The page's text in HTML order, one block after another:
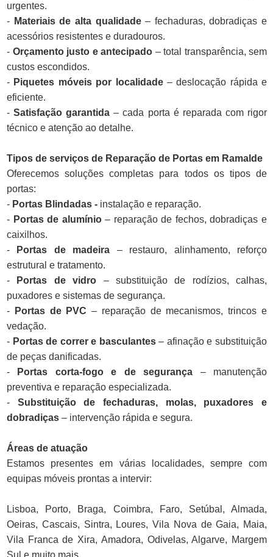
urgentes.
- Materiais de alta qualidade– fechaduras, dobradiças e
acessórios resistentes e duradouros.
- Orçamento justo e antecipado – total transparência, sem
custos escondidos.
- Piquetes móveis por localidade– deslocação rápida e
eficiente.
-Satisfação garantida – cada porta é reparada com rigor
técnico e atenção ao detalhe.
Tipos de serviços de Reparação de Portas em Ramalde
Oferecemos soluções completas para todos os tipos de
portas:
- Portas Blindadas - instalação e reparação.
- Portas de alumínio– reparação de fechos, dobradiças e
caixilhos.
-
Portas de madeira – restauro, alinhamento, reforço
estrutural e tratamento.
-
Portas de vidro – substituição de rodízios, calhas,
puxadores e sistemas de segurança.
-
Portas de PVC – reparação de mecanismos, trincos e
vedação.
- Portas de correr e basculantes– afinação e substituição
de peças danificadas.
-
Portas corta-fogo e de segurança – manutenção
preventiva e reparação especializada.
- Substituição de fechaduras, molas, puxadores e
dobradiças – intervenção rápida e segura.
Áreas de atuação
Estamos presentes em várias localidades, sempre com
equipas móveis prontas a intervir:
Lisboa, Porto, Braga, Coimbra, Faro, Setúbal, Almada,
Oeiras, Cascais, Sintra, Loures, Vila Nova de Gaia, Maia,
Vila Franca de Xira, Amadora, Odivelas, Algarve, Margem